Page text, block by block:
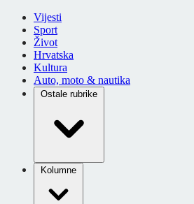
Vijesti
Sport
Život
Hrvatska
Kultura
Auto, moto & nautika
Ostale rubrike
Kolumne